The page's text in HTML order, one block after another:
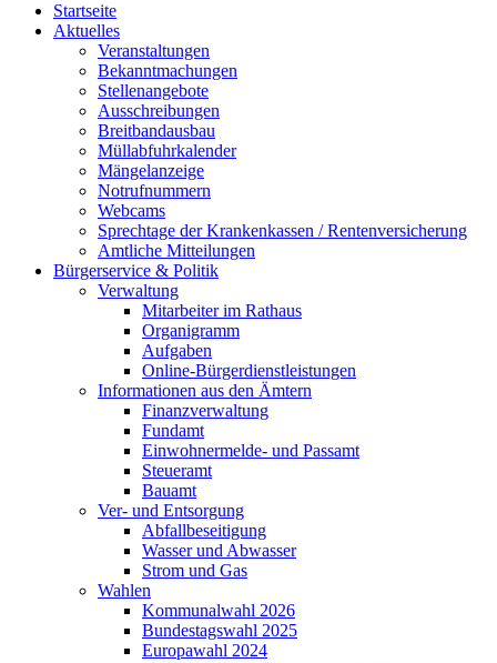
Startseite
Aktuelles
Veranstaltungen
Bekanntmachungen
Stellenangebote
Ausschreibungen
Breitbandausbau
Müllabfuhrkalender
Mängelanzeige
Notrufnummern
Webcams
Sprechtage der Krankenkassen / Rentenversicherung
Amtliche Mitteilungen
Bürgerservice & Politik
Verwaltung
Mitarbeiter im Rathaus
Organigramm
Aufgaben
Online-Bürgerdienstleistungen
Informationen aus den Ämtern
Finanzverwaltung
Fundamt
Einwohnermelde- und Passamt
Steueramt
Bauamt
Ver- und Entsorgung
Abfallbeseitigung
Wasser und Abwasser
Strom und Gas
Wahlen
Kommunalwahl 2026
Bundestagswahl 2025
Europawahl 2024